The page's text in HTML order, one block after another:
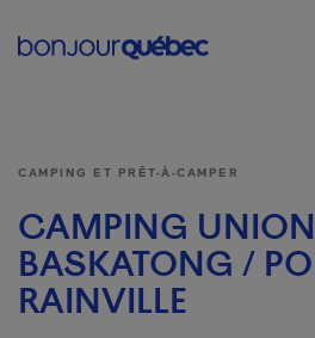
Main
CAMPING ET PRÊT-À-CAMPER
CAMPING
BASKATONG /
RAINVILLE